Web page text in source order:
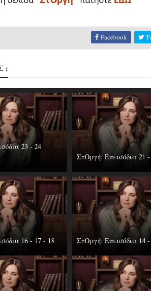
Facebook
:
23 - 24
ΣτΟργή: Επεισόδια 21
16 - 17 - 18 ΣτΟργή: Επεισόδια 14 -